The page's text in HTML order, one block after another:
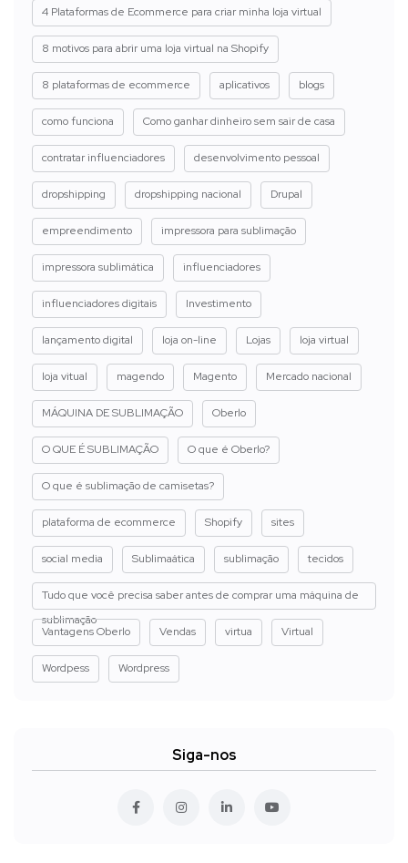
4 Plataformas de Ecommerce para criar minha loja virtual
8 motivos para abrir uma loja virtual na Shopify
8 plataformas de ecommerce aplicativos blogs
como funciona Como ganhar dinheiro sem sair de casa
contratar influenciadores desenvolvimento pessoal
dropshipping dropshipping nacional Drupal
empreendimento impressora para sublimação
impressora sublimática influenciadores
influenciadores digitais Investimento
lançamento digital loja on-line Lojas loja virtual
loja vitual magendo Magento Mercado nacional
MÁQUINA DE SUBLIMAÇÃO Oberlo
O QUE É SUBLIMAÇÃO O que é Oberlo?
O que é sublimação de camisetas?
plataforma de ecommerce Shopify sites
social media Sublimaática sublimação tecidos
Tudo que você precisa saber antes de comprar uma máquina de
sublimação
Vantagens Oberlo
Vendas virtua Virtual
Wordpess Wordpress
Siga-nos